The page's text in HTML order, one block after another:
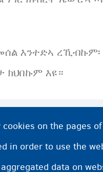
እንተድኣ ረኺብኩም፡
ክህበኩም እዩ።
ለኻዊ ውሕስነት/ዕቝባ ዝምልከት
መስርሕ ዑቕባ ዝጅምረሉ
on the pages
in order to use the
data on